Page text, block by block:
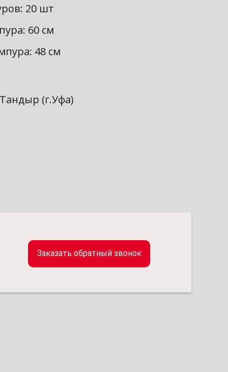
20 шт
60 см
48 см
(г.Уфа)
Заказать обратный звонок